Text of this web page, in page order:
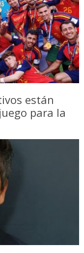
están
para la